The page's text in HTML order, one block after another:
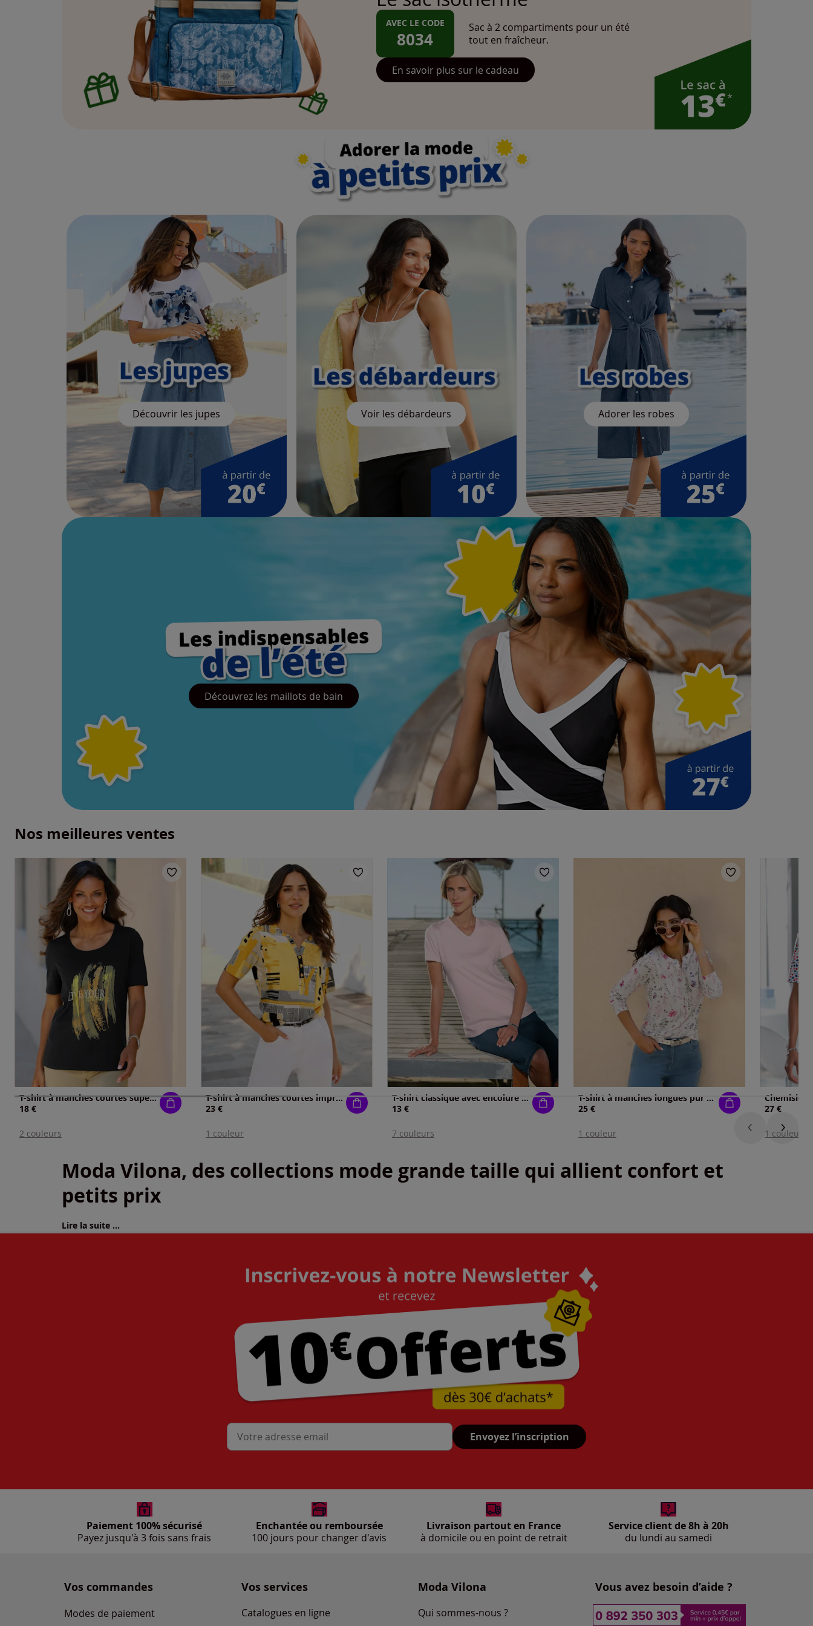
AVEC LE CODE
8034
Sac à 2 compartiments pour un été
tout en fraîcheur.
En savoir plus sur le cadeau
Découvrir les jupes Voir les débardeurs Adorer les robes
Découvrez les maillots de bain
Nos meilleures ventes
T-shirt à manches courtes superbe imprimé brillant
18 €
2 couleurs
T-shirt à manches courtes imprimé graphique
23 €
1 couleur
T-shirt classique avec encolure en v
13 €
7 couleurs
T-shirt à manches longues pur coton
25 €
1 couleur
27 €
1 couleur
Moda Vilona, des collections mode grande taille qui allient confort et
petits prix
Lire la suite ...
Mon adresse mail Envoyez l’inscription
Paiement 100% sécurisé
Payez jusqu'à 3 fois sans frais
Enchantée ou remboursée
100 jours pour changer d'avis
Livraison partout en France
à domicile ou en point de retrait
Service client de 8h à 20h
du lundi au samedi
Vos commandes
Modes de paiement
Vos services
Catalogues en ligne
Moda Vilona
Qui sommes-nous ?
Vous avez besoin d’aide ?